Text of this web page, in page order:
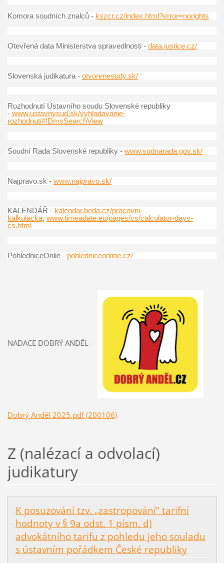
Komora soudních znalců - kszcr.cz/index.html?error=norights
Otevřená data Ministerstva spravedlnosti - data.justice.cz/
Slovenská judikatura - otvorenesudy.sk/
Rozhodnutí Ústavního soudu Slovenské republiky
- www.ustavnysud.sk/vyhladavanie-
rozhodnuti#!DmsSearchView
Soudní Rada Slovenské republiky - www.sudnarada.gov.sk/
Najpravo.sk - www.najpravo.sk/
KALENDÁŘ - kalendar.beda.cz/pracovni-
kalkulacka, www.timeadate.eu/pages/cs/calculator-days-
cs.html
PohledniceOnlie - pohledniceonline.cz/
NADACE DOBRÝ ANDĚL -
Dobrý Anděl 2025.pdf (200106)
Z (nalézací a odvolací)
judikatury
K posuzování tzv. „zastropování“ tarifní
hodnoty v § 9a odst. 1 písm. d)
advokátního tarifu z pohledu jeho souladu
s ústavním pořádkem České republiky